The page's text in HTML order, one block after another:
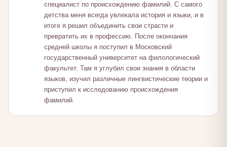
специалист по происхождению фамилий. С самого
детства меня всегда увлекала история и языки, и в
итоге я решил объединить свои страсти и
превратить их в профессию. После окончания
средней школы я поступил в Московский
государственный университет на филологический
факультет. Там я углубил свои знания в области
языков, изучил различные лингвистические теории и
приступил к исследованию происхождения
фамилий.